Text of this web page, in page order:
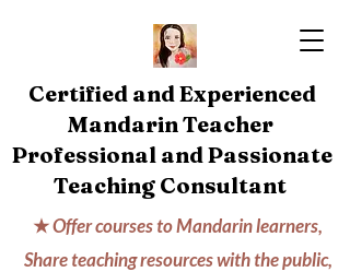
Certified and Experienced
Mandarin Teacher
Professional and Passionate
Teaching Consultant
★Offer courses to Mandarin learners,
Share teaching resources with the public,